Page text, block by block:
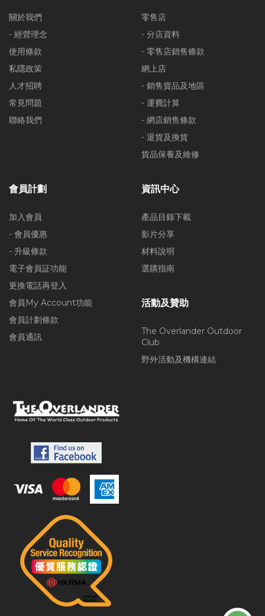
關於我們
- 經營理念
使用條款
私隱政策
人才招聘
常見問題
聯絡我們
零售店
- 分店資料
- 零售店銷售條款
網上店
- 銷售貨品及地區
- 運費計算
- 網店銷售條款
- 退貨及換貨
貨品保養及維修
會員計劃
加入會員
- 會員優惠
- 升級條款
電子會員証功能
更換電話再登入
會員My Account功能
會員計劃條款
會員通訊
資訊中心
產品目錄下載
影片分享
材料說明
選購指南
活動及贊助
The Overlander Outdoor
Club
野外活動及機構連結